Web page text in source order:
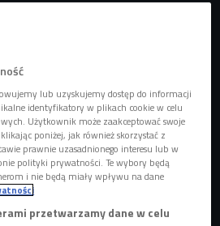
stacji kosmicznej z punktu
Nauka/Czwórka)
lub uzyskujemy dostęp do informacji
identyfikatory w plikach cookie w celu
Użytkownik może zaakceptować swoje
poniżej, jak również skorzystać z
prawnie uzasadnionego interesu lub w
polityki prywatności. Te wybory będą
i nie będą miały wpływu na dane
przetwarzamy dane w celu